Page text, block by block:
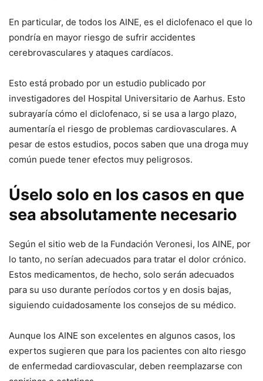
En particular, de todos los AINE, es el diclofenaco el que lo
pondría en mayor riesgo de sufrir accidentes
cerebrovasculares y ataques cardíacos.
Esto está probado por un estudio publicado por
investigadores del Hospital Universitario de Aarhus. Esto
subrayaría cómo el diclofenaco, si se usa a largo plazo,
aumentaría el riesgo de problemas cardiovasculares. A
pesar de estos estudios, pocos saben que una droga muy
común puede tener efectos muy peligrosos.
Úselo solo en los casos en que
sea absolutamente necesario
Según el sitio web de la Fundación Veronesi, los AINE, por
lo tanto, no serían adecuados para tratar el dolor crónico.
Estos medicamentos, de hecho, solo serán adecuados
para su uso durante períodos cortos y en dosis bajas,
siguiendo cuidadosamente los consejos de su médico.
Aunque los AINE son excelentes en algunos casos, los
expertos sugieren que para los pacientes con alto riesgo
de enfermedad cardiovascular, deben reemplazarse con